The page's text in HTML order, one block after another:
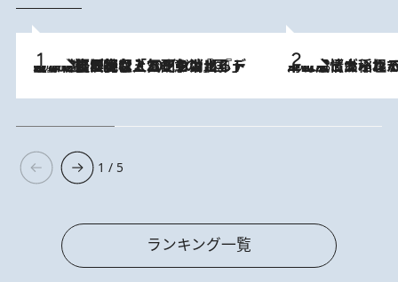
2026.8.5
【なぜ吉沢亮は「気配を消せる」のか？】興行収入208億の『国宝』を経て挑むミュージカル『ディア・エヴァン・ハンセン』。トップ俳優が舞台上でさらけ出した“孤独”とは 2026.8.5
下町風情あふれる台北屈指の人気エリア・大稲埕でセンスのいい台湾土産《ヴ
1 / 5
ランキング一覧